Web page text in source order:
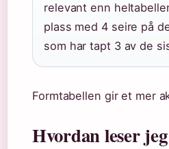
relevant enn
plass med 4 seire på
som har tapt 3 av de
Formtabellen gir et mer
Hvordan leser